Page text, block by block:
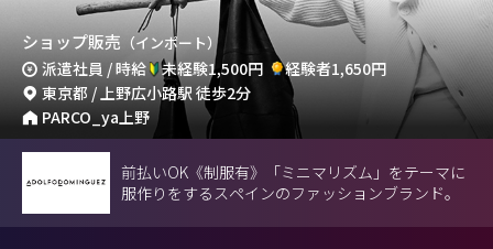
ショップ販売 （インポート）
派遣社員 / 時給 未経験1,500円
経験者1,650円
東京都 / 上野広小路駅 徒歩2分
PARCO_ya上野
前払いOK《制服有》「ミニマリズム」をテーマに
服作りをするスペインのファッションブランド。